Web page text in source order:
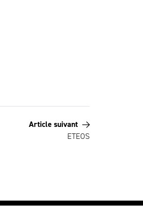
Article suivant
ETEOS